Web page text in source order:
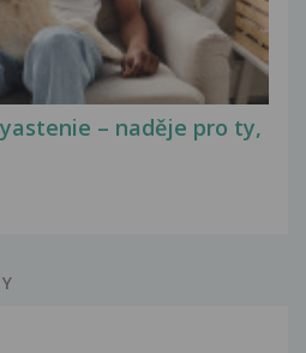
– naděje pro ty,